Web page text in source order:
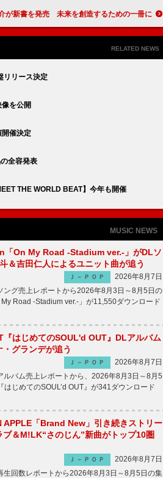
が新書を発売 未来を創造するための一冊に
RELATED NEWS
リリース決定
を公開
催決定
全容発表
THE WORLD BEAT】今年も開催
MUSIC NEWS
「On My Road -Stadium ver.-」がDLソ
吉田仁人によるユニット曲が追う
Ｊ－ＰＯＰ
2026年8月7日
グ売上レポートから2026年8月3日～8月5日の
Road -Stadium ver.-」が11,550ダウンロード
『はじめてのSOUL'd OUT』DLアルバム
グランデが追う
Ｊ－ＰＯＰ
2026年8月7日
バム売上レポートから、2026年8月3日～8月5
はじめてのSOUL’d OUT』が341ダウンロード
APPLE「Brand New」引き続きストリー
＆M!LK“さのじん”新曲がトップ10圏
Ｊ－ＰＯＰ
2026年8月7日
回数レポートから2026年8月3日～8月5日の集